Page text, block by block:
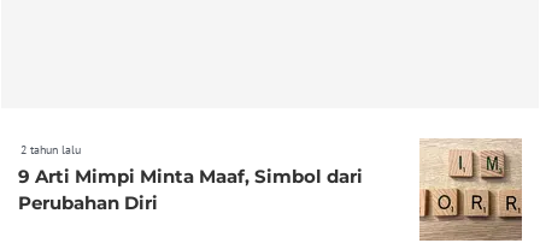
2 tahun lalu
9 Arti Mimpi Minta Maaf, Simbol dari
Perubahan Diri